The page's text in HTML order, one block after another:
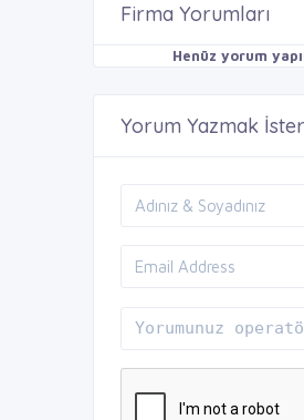
Firma Yorumları
Henüz yorum
Yorum Yazmak